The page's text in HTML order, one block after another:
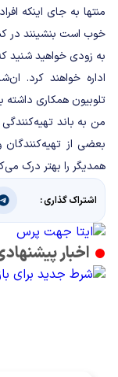
منتها به جای اینکه
خوب است بنشینند در
به زودی خواهید شنید
اداره خواهند کرد.
تلوبیون همکاری داشته
من به باند
بعضی‌ از
همدیگر را بهتر درک
اشتراک گذاری :
اخبار